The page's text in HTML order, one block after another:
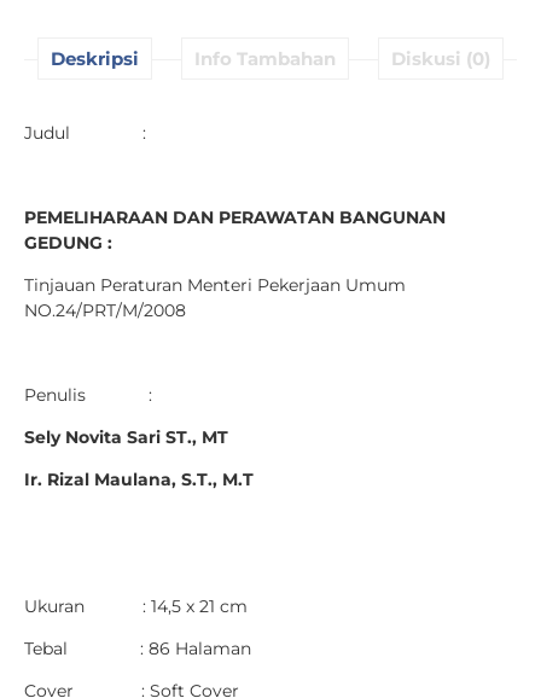
Deskripsi Info Tambahan Diskusi (0)
Judul :
PEMELIHARAAN DAN PERAWATAN BANGUNAN
GEDUNG :
Tinjauan Peraturan Menteri Pekerjaan Umum
NO.24/PRT/M/2008
Penulis :
Sely Novita Sari ST., MT
Ir. Rizal Maulana, S.T., M.T
Ukuran : 14,5 x 21 cm
Tebal : 86 Halaman
Cover : Soft Cover